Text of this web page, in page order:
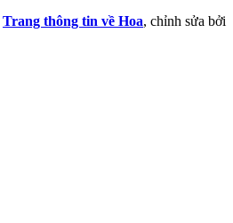
Trang thông tin về Hoa, chỉnh sửa bởi